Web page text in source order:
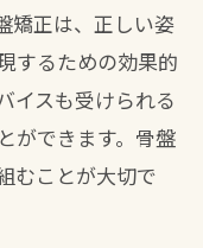
矯正は、正しい姿
するための効果的
イスも受けられる
ができます。骨盤
むことが大切で